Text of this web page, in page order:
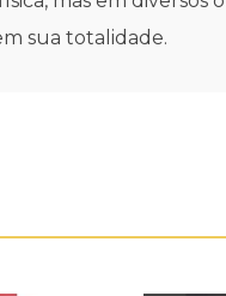
sua totalidade.